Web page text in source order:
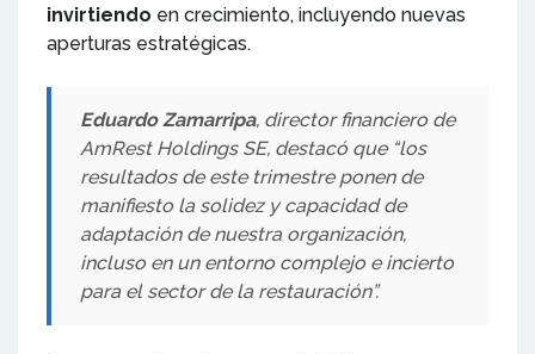
invirtiendo en crecimiento, incluyendo nuevas
aperturas estratégicas.
Eduardo Zamarripa, director financiero de
AmRest Holdings SE, destacó que “los
resultados de este trimestre ponen de
manifiesto la solidez y capacidad de
adaptación de nuestra organización,
incluso en un entorno complejo e incierto
para el sector de la restauración”.